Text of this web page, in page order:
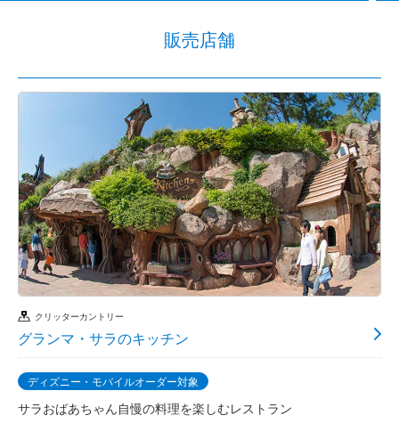
販売店舗
クリッターカントリー
グランマ・サラのキッチン
ディズニー・モバイルオーダー対象
サラおばあちゃん自慢の料理を楽しむレストラン